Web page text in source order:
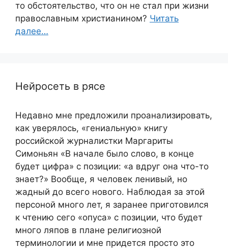
то обстоятельство, что он не стал при жизни
православным христианином? Читать
далее…
Нейросеть в рясе
Недавно мне предложили проанализировать,
как уверялось, «гениальную» книгу
российской журналистки Маргариты
Симоньян «В начале было слово, в конце
будет цифра» с позиции: «а вдруг она что-то
знает?» Вообще, я человек ленивый, но
жадный до всего нового. Наблюдая за этой
персоной много лет, я заранее приготовился
к чтению сего «опуса» с позиции, что будет
много ляпов в плане религиозной
терминологии и мне придется просто это